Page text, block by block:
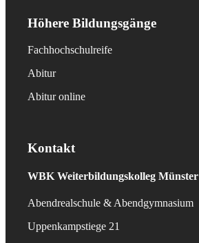
Höhere Bildungsgänge
Fachhochschulreife
Abitur
Abitur online
Kontakt
WBK Weiterbildungskolleg Münster
Abendrealschule & Abendgymnasium
Uppenkampstiege 21